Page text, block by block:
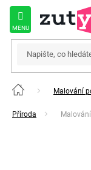
Přejít
obsah
Domů Malování
Příroda